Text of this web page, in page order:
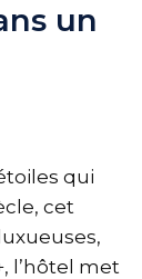
un
qui
cet
l’hôtel met